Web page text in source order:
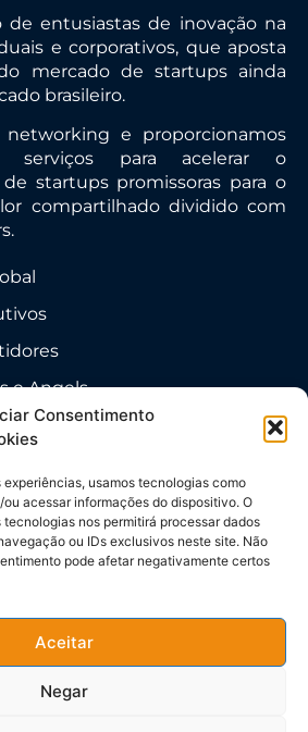
Consentimento
experiências, usamos tecnologias como
acessar informações do dispositivo. O
nos permitirá processar dados
ou IDs exclusivos neste site. Não
pode afetar negativamente certos
Aceitar
Negar
entusiastas de inovação na
e corporativos, que aposta
mercado de startups ainda
brasileiro.
networking e proporcionamos
para acelerar o
startups promissoras para o
compartilhado dividido com
e Angels
STARTUP
e Proteção de Dados